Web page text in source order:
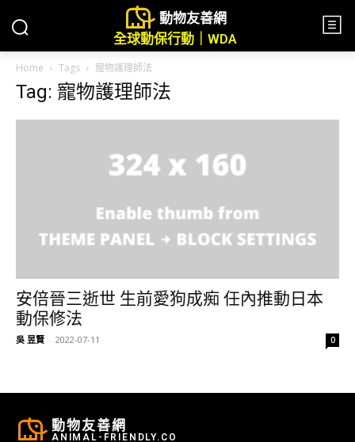
動物友善網
全球動保行動｜WDA
Home Tags 寵物護理師法
Tag: 寵物護理師法
安倍晉三逝世 生前愛狗成痴 任內推動日本
動保修法
吳 昱賢 - 2022-07-11 0
動物友善網
ANIMAL-FRIENDLY.CO